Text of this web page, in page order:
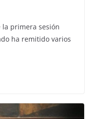
la primera sesión
ha remitido varios